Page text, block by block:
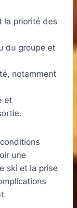
la priorité des
du groupe et
notamment
et
une
ski et la prise